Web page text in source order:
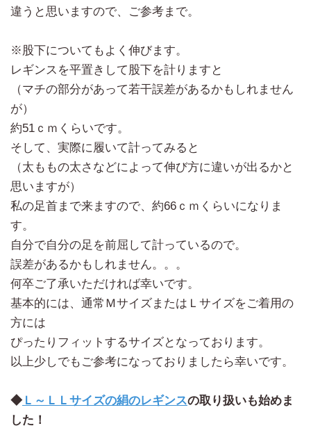
違うと思いますので、ご参考まで。
※股下についてもよく伸びます。
レギンスを平置きして股下を計りますと
（マチの部分があって若干誤差があるかもしれません
が）
約51ｃｍくらいです。
そして、実際に履いて計ってみると
（太ももの太さなどによって伸び方に違いが出るかと
思いますが）
私の足首まで来ますので、約66ｃｍくらいになりま
す。
自分で自分の足を前屈して計っているので。
誤差があるかもしれません。。。
何卒ご了承いただければ幸いです。
基本的には、通常ＭサイズまたはＬサイズをご着用の
方には
ぴったりフィットするサイズとなっております。
以上少しでもご参考になっておりましたら幸いです。
◆ Ｌ～ＬＬサイズの絹のレギンスの取り扱いも始めま
した！